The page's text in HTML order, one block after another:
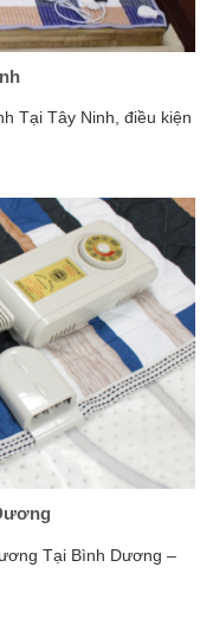
Tại Tây Ninh, điều kiện
Tại Bình Dương –